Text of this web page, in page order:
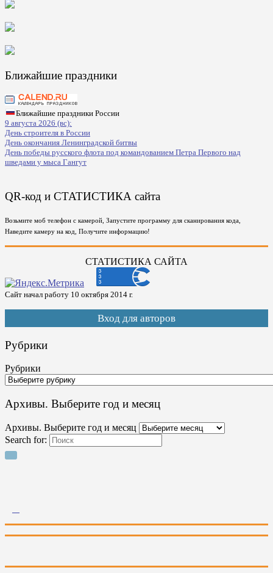
Ближайшие праздники
Ближайшие праздники России
9 августа 2026 (вс):
День строителя в России
День окончания Ленинградской битвы
День победы русского флота под командованием Петра Первого над
шведами у мыса Гангут
QR-код и СТАТИСТИКА сайта
Возьмите моб телефон с камерой, Запустите программу для сканирования кода,
Наведите камеру на код, Получите информацию!
СТАТИСТИКА САЙТА
Сайт начал работу 10 октября 2014 г.
Вход для авторов
Рубрики
Рубрики
Архивы. Выберите год и месяц
Архивы. Выберите год и месяц
Search for: